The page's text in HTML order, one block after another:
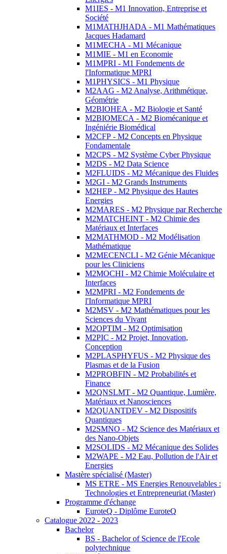
M1IES - M1 Innovation, Entreprise et
Société
M1MATHJHADA - M1 Mathématiques
Jacques Hadamard
M1MECHA - M1 Mécanique
M1MIE - M1 en Economie
M1MPRI - M1 Fondements de
l'Informatique MPRI
M1PHYSICS - M1 Physique
M2AAG - M2 Analyse, Arithmétique,
Géométrie
M2BIOHEA - M2 Biologie et Santé
M2BIOMECA - M2 Biomécanique et
Ingéniérie Biomédical
M2CFP - M2 Concepts en Physique
Fondamentale
M2CPS - M2 Système Cyber Physique
M2DS - M2 Data Science
M2FLUIDS - M2 Mécanique des Fluides
M2GI - M2 Grands Instruments
M2HEP - M2 Physique des Hautes
Energies
M2MARES - M2 Physique par Recherche
M2MATCHEINT - M2 Chimie des
Matériaux et Interfaces
M2MATHMOD - M2 Modélisation
Mathématique
M2MECENCLI - M2 Génie Mécanique
pour les Cliniciens
M2MOCHI - M2 Chimie Moléculaire et
Interfaces
M2MPRI - M2 Fondements de
l'Informatique MPRI
M2MSV - M2 Mathématiques pour les
Sciences du Vivant
M2OPTIM - M2 Optimisation
M2PIC - M2 Projet, Innovation,
Conception
M2PLASPHYFUS - M2 Physique des
Plasmas et de la Fusion
M2PROBFIN - M2 Probabilités et
Finance
M2QNSLMT - M2 Quantique, Lumière,
Matériaux et Nanosciences
M2QUANTDEV - M2 Dispositifs
Quantiques
M2SMNO - M2 Science des Matériaux et
des Nano-Objets
M2SOLIDS - M2 Mécanique des Solides
M2WAPE - M2 Eau, Pollution de l'Air et
Energies
Mastère spécialisé (Master)
MS ETRE - MS Energies Renouvelables :
Technologies et Entrepreneuriat (Master)
Programme d'échange
EuroteQ - Diplôme EuroteQ
Catalogue 2022 - 2023
Bachelor
BS - Bachelor of Science de l'Ecole
polytechnique